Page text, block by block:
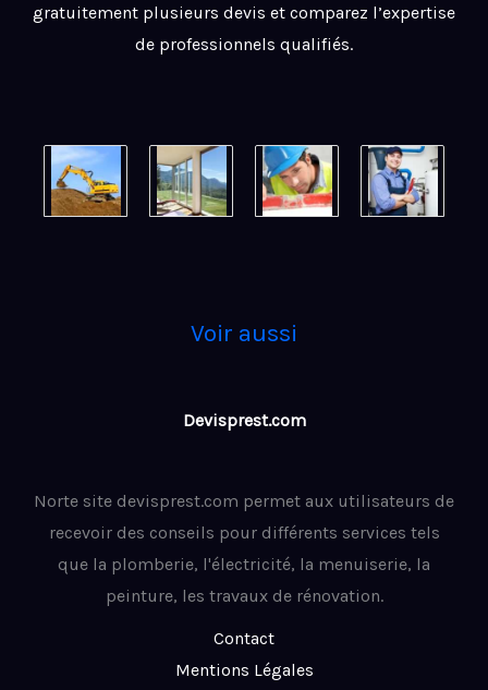
gratuitement plusieurs devis et comparez l’expertise
de professionnels qualifiés.
Voir aussi
Devisprest.com
Norte site devisprest.com permet aux utilisateurs de
recevoir des conseils pour différents services tels
que la plomberie, l'électricité, la menuiserie, la
peinture, les travaux de rénovation.
Contact
Mentions Légales